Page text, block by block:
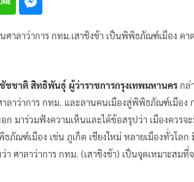
ศาลาว่าการ กทม.เสาชิงช้า เป็นพิพิธภัณฑ์เมือง ค
ชชาติ สิทธิพันธุ์ ผู้ว่าราชการกรุงเทพมหานคร กล่
าลาว่าการ กทม. และลานคนเมืองสู่พิพิธภัณฑ์เมือง
ก มาร่วมฟังความเห็นและได้ข้อสรุปว่า เมืองควร
ธภัณฑ์เมือง เช่น ภูเก็ต เชียงใหม่ หลายเมืองทั่วโ
า ศาลาว่าการ กทม. (เสาชิงช้า) เป็นจุดเหมาะสม